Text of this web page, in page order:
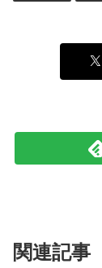
関連記事